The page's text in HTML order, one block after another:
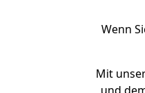
Wenn
Mit